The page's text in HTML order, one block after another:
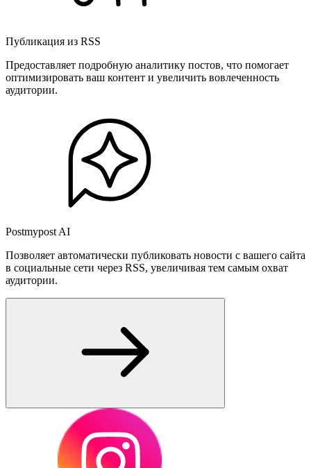
Публикация из RSS
Предоставляет подробную аналитику постов, что помогает
оптимизировать ваш контент и увеличить вовлеченность
аудитории.
Postmypost AI
Позволяет автоматически публиковать новости с вашего сайта
в социальные сети через RSS, увеличивая тем самым охват
аудитории.